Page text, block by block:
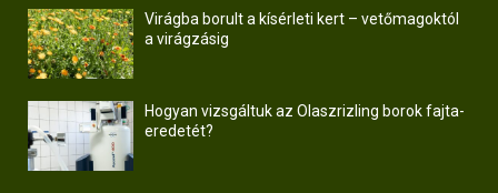
Virágba borult a kísérleti kert – vetőmagoktól
a virágzásig
Hogyan vizsgáltuk az Olaszrizling borok fajta-
eredetét?